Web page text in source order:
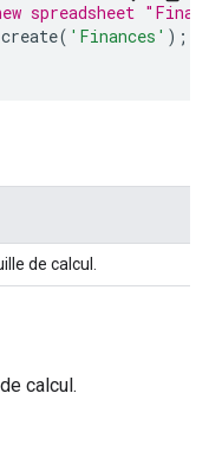
spreadsheet
create( 'Finances' );
de calcul.
calcul.